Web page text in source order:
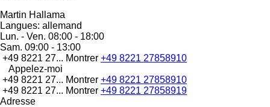
Martin Hallama
Langues: allemand
Lun. - Ven. 08:00 - 18:00
Sam. 09:00 - 13:00
+49 8221 27... Montrer +49 8221 27858910
Appelez-moi
+49 8221 27... Montrer +49 8221 27858910
+49 8221 27... Montrer +49 8221 27858919
Adresse